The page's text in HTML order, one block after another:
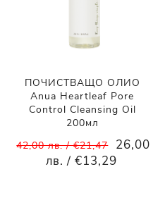
ПОЧИСТВАЩО ОЛИО
Anua Heartleaf Pore
Control Cleansing Oil
200мл
42,00 лв. / €21,47
26,00
лв. / €13,29